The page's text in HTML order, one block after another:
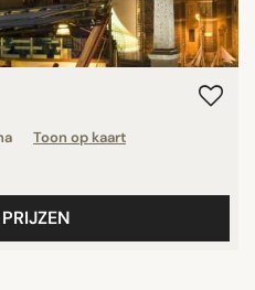
Toon op kaart